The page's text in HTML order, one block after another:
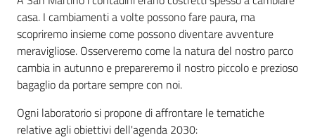
casa. I cambiamenti a volte possono fare paura, ma
scopriremo insieme come possono diventare avventure
meravigliose. Osserveremo come la natura del nostro parco
cambia in autunno e prepareremo il nostro piccolo e prezioso
bagaglio da portare sempre con noi.
Ogni laboratorio si propone di affrontare le tematiche
relative agli obiettivi dell'agenda 2030: